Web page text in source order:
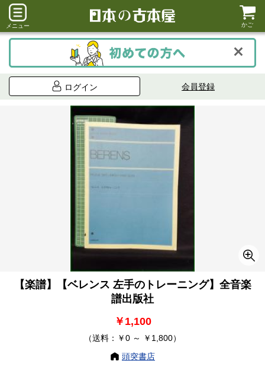
メニュー かご
ログイン 会員登録
【楽譜】【ベレンス 左手のトレーニング】全音楽
譜出版社
￥1,100
（送料：￥0 ～ ￥1,800）
頭突書店